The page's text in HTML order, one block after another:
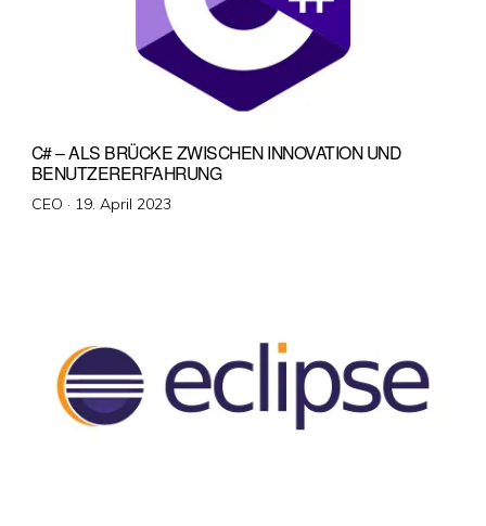
C# – ALS BRÜCKE ZWISCHEN INNOVATION UND
BENUTZERERFAHRUNG
CEO · Veröffentlicht
19. April 2023